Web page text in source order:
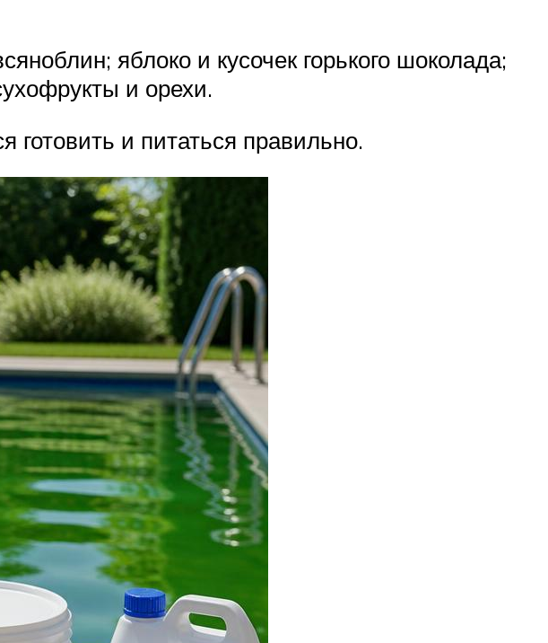
яблоко и кусочек горького шоколада;
и орехи.
готовить и питаться правильно.